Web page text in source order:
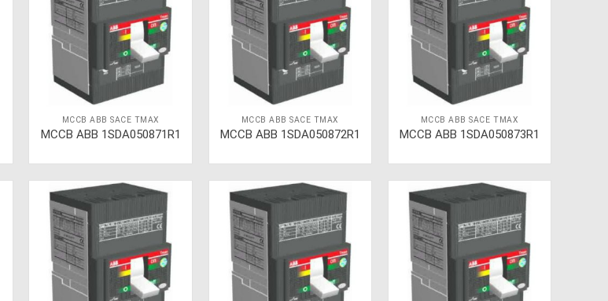
MCCB ABB SACE TMAX
MCCB ABB 1SDA050871R1
MCCB ABB SACE TMAX
MCCB ABB 1SDA050872R1
MCCB ABB SACE TMAX
MCCB ABB 1SDA050873R1